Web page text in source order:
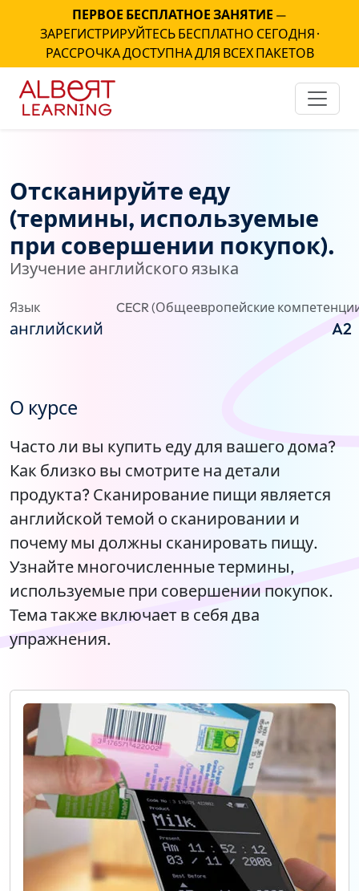
ПЕРВОЕ БЕСПЛАТНОЕ ЗАНЯТИЕ —
ЗАРЕГИСТРИРУЙТЕСЬ БЕСПЛАТНО СЕГОДНЯ ·
РАССРОЧКА ДОСТУПНА ДЛЯ ВСЕХ ПАКЕТОВ
Отсканируйте еду
(термины, используемые
при совершении покупок).
Изучение английского языка
Язык
английский
CECR (Общеевропейские
A2
О курсе
Часто ли вы купить еду для вашего дома?
Как близко вы смотрите на детали
продукта? Сканирование пищи является
английской темой о сканировании и
почему мы должны сканировать пищу.
Узнайте многочисленные термины,
используемые при совершении покупок.
Тема также включает в себя два
упражнения.